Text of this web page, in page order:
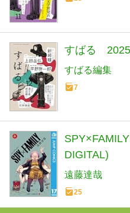
すばる
すばる編集
7
DIGITAL)
遠藤達哉
25